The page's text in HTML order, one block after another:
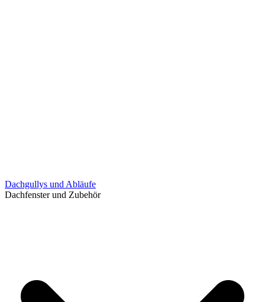
Dachgullys und Abläufe
Dachfenster und Zubehör